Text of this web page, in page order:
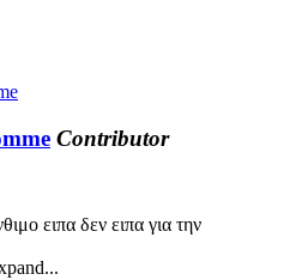
Contributor
ειπα δεν ειπα για την